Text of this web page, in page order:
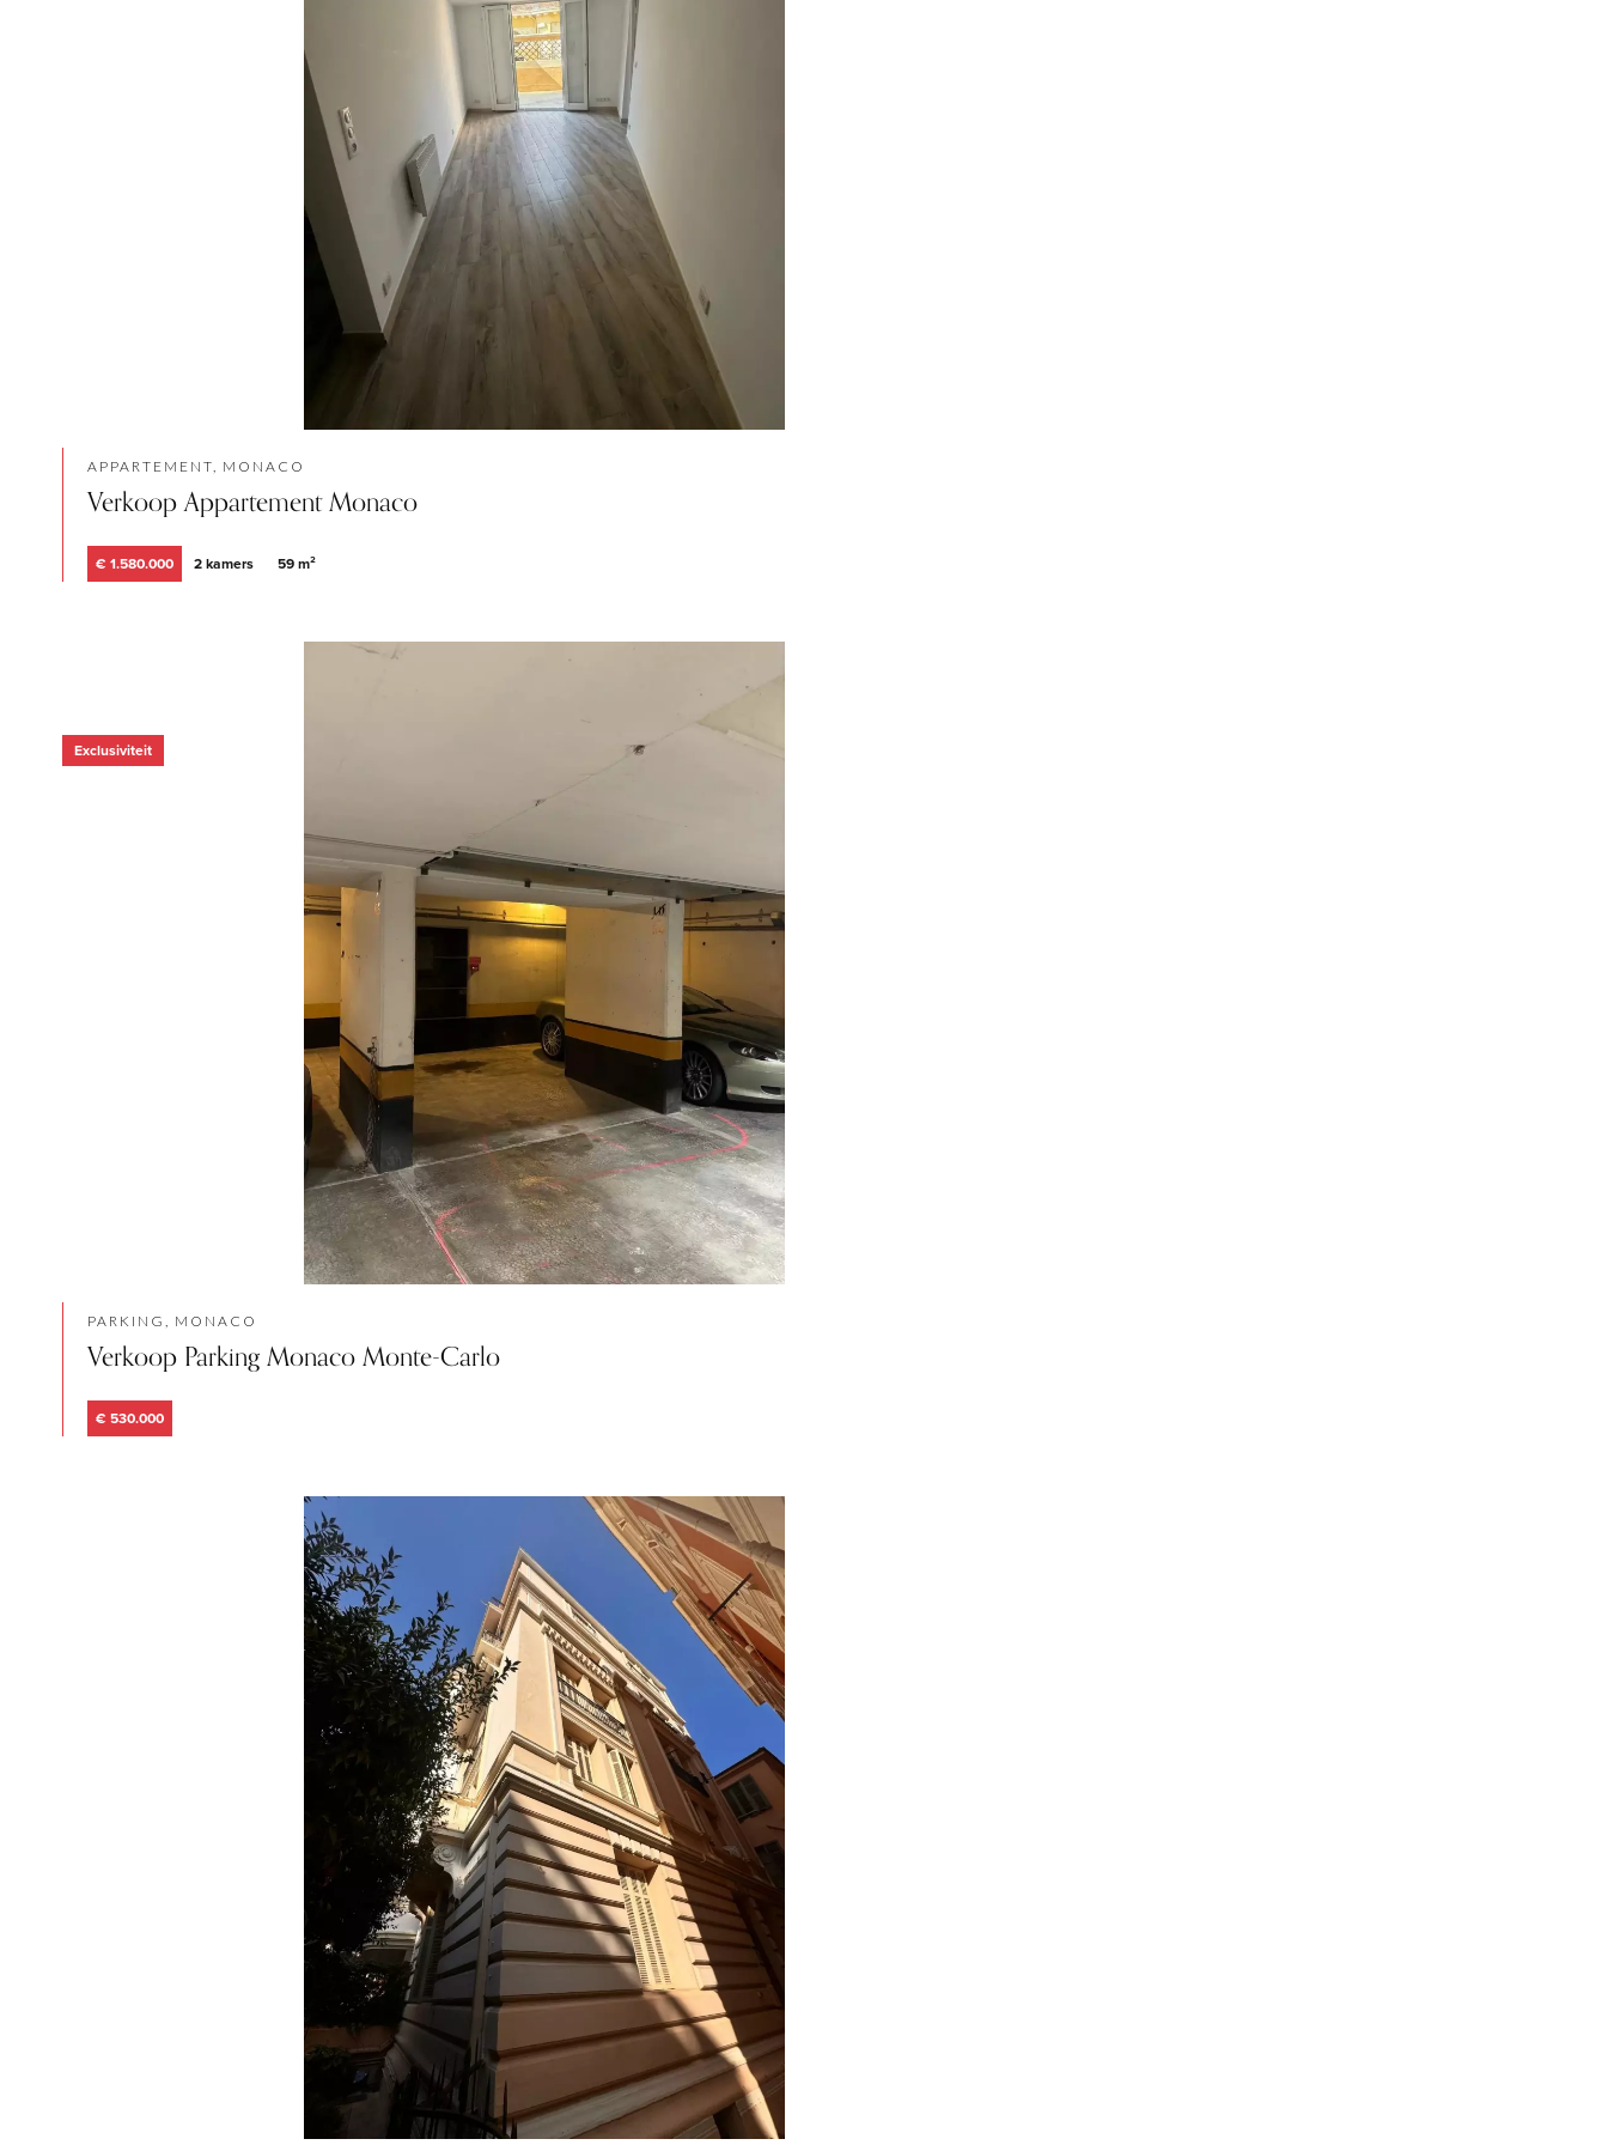
APPARTEMENT, MONACO
Verkoop Appartement Monaco
€ 1.580.000 2 kamers 59 m²
PARKING, MONACO
Verkoop Parking Monaco Monte-Carlo
€ 530.000
Exclusiviteit